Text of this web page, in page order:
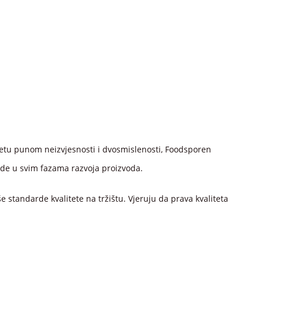
punom neizvjesnosti i dvosmislenosti, Foodsporen
u svim fazama razvoja proizvoda.
standarde kvalitete na tržištu. Vjeruju da prava kvaliteta